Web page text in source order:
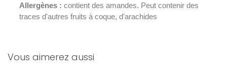
Allergènes : contient des amandes. Peut contenir des
traces d'autres fruits à coque, d'arachides
Vous aimerez aussi